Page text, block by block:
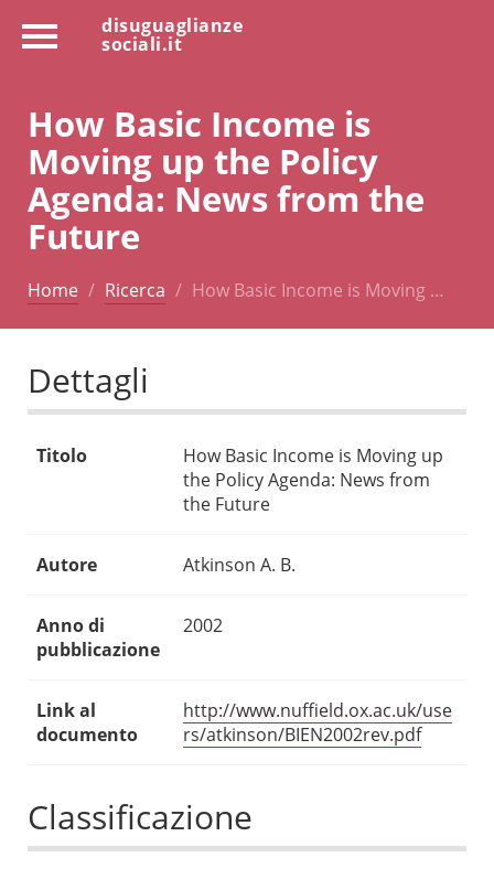
disuguaglianze
sociali.it
How Basic Income is
Moving up the Policy
Agenda: News from the
Future
Home Ricerca How Basic Income is Moving …
Dettagli
Titolo
How Basic Income is Moving up
the Policy Agenda: News from
the Future
Autore Atkinson A. B.
Anno di
pubblicazione
2002
Link al
documento
http://www.nuffield.ox.ac.uk/use
rs/atkinson/BIEN2002rev.pdf
Classificazione